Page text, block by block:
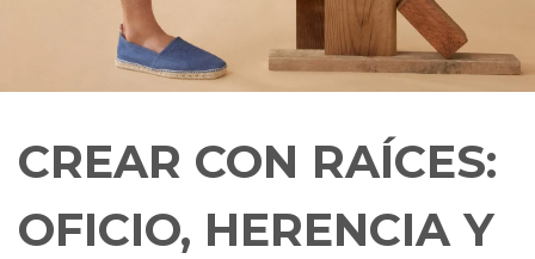
CREAR CON RAÍCES:
OFICIO, HERENCIA Y